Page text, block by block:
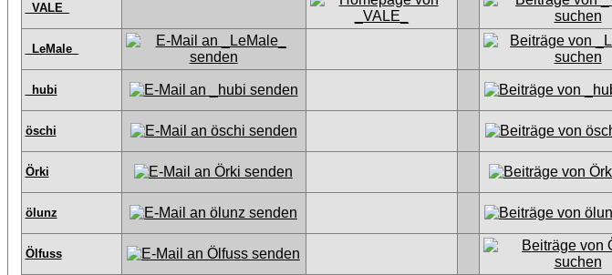
_VALE_
_LeMale_
_hubi
öschi
Örki
ölunz
Ölfuss